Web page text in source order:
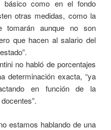
básico como en el fondo
otras medidas, como la
tomarán aunque no son
que hacen al salario del
no habló de porcentajes
determinación exacta, “ya
en función de la
estamos hablando de una